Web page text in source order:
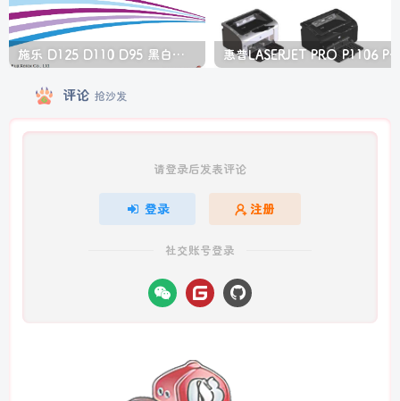
施乐 D125 D110 D95 黑白生产型高速复印机中文维修手册 惠普LASERJET PRO P1106
评论 抢沙发
请登录后发表评论
登录 注册
社交账号登录